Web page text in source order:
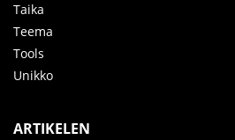
Taika
Teema
Tools
Unikko
ARTIKELEN